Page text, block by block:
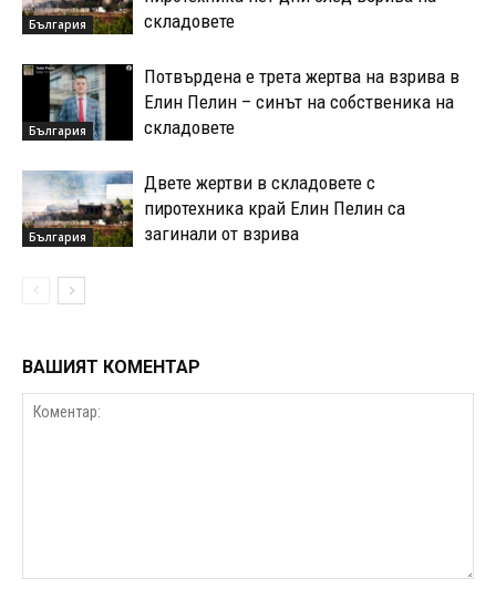
България
складовете
България
Потвърдена е трета жертва на взрива в
Елин Пелин – синът на собственика на
складовете
България
Двете жертви в складовете с
пиротехника край Елин Пелин са
загинали от взрива
ВАШИЯТ КОМЕНТАР